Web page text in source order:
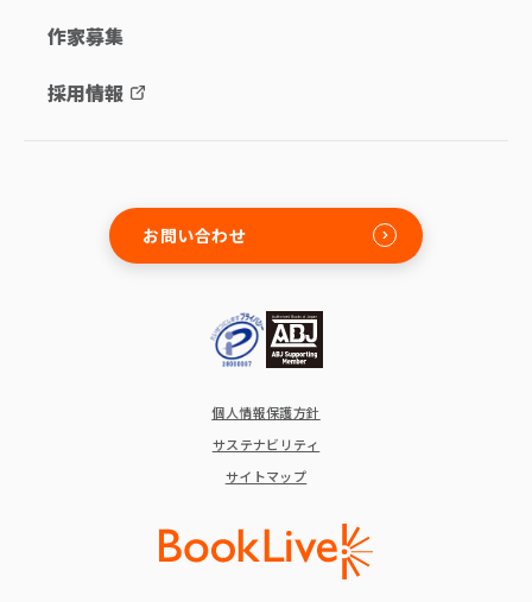
作家募集
採用情報
お問い合わせ
個人情報保護方針
サステナビリティ
サイトマップ